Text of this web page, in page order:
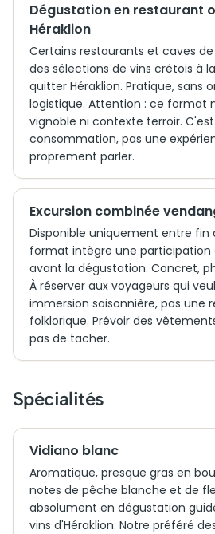
Dégustation en restaurant
Héraklion
Certains restaurants et caves
des sélections de vins crétois à
quitter Héraklion. Pratique, sans
logistique. Attention : ce format
vignoble ni contexte terroir.
consommation, pas une
proprement parler.
Excursion combinée
Disponible uniquement entre
format intègre une participation
avant la dégustation. Concret,
À réserver aux voyageurs qui
immersion saisonnière, pas une
folklorique. Prévoir des
pas de tacher.
Spécialités
Vidiano blanc
Aromatique, presque gras en
notes de pêche blanche et de
absolument en dégustation
vins d'Héraklion. Notre préféré